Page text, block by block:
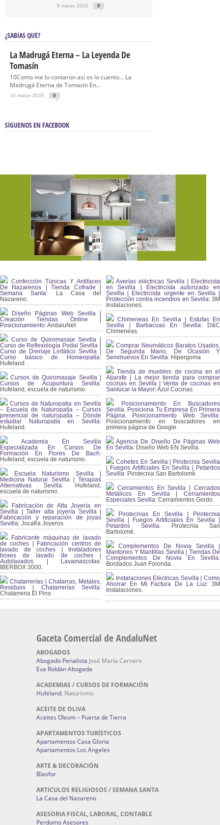
8 marzo 2026 0
¿SABÍAS QUÉ?
La Madrugá Eterna – La Leyenda De
Tomasín
10Como me lo contaron así os lo cuento… La
Madrugá Eterna de Tomasín En...
10 marzo 2026 0
SÍGUENOS EN FACEBOOK
Confección Túnicas Y Antifaces
De Nazarenos | Tienda Cofrade |
Semana Santa: La Casa del
Nazareno.
Diseño Páginas Web Sevilla |
Creación Tiendas Online |
Posicionamiento:AndaluNet
Curso de Quiromasaje Sevilla |
Curso de Reflexología Podal Sevilla |
Curso de Drenaje Linfático Sevilla |
Curso básico de Homeopatía:
Hufeland
Cursos de Quiromasaje Sevilla |
Cursos de Acupuntura Sevilla:
Hufeland, escuela de naturismo.
Cursos de Naturopatia en Sevilla
– Escuela de Naturopatía – Cursos
presencial de naturopatía – Dónde
estudiar Naturopatía en Sevilla:
Hufeland.
Academia En Sevilla
Especializada En Cursos De
Formación En Flores De Bach:
Hufeland, escuela de naturismo.
Escuela Naturismo Sevilla |
Medicina Natural Sevilla | Terapias
Alternativas Sevilla: Hufeland,
escuela de naturismo.
Fabricación de Alta Joyería en
Sevilla | Taller alta joyería Sevilla |
Fabricación y reparación de joyas
Sevilla: Jocafra Joyeros.
Fabricante máquinas de lavado
de coches | Fabricación centros de
lavado de coches | Instaladores
boxes de lavado de coches |
Autolavados | Lavamascotas:
IBERBOX 3000.
Chatarrerías | Chatarras, Metales,
Residuos | Chatarrerías Sevilla:
Chatarreria El Pino
Averías eléctricas Sevilla | Electricista
en Sevilla | Electricista autorizado en
Sevilla | Electricista urgente en Sevilla |
Protección contra incendios en Sevilla:3M
Instalaciones.
Chimeneas En Sevilla | Estufas En
Sevilla | Barbacoas En Sevilla:D&C
Chimeneas.
Comprar Neumáticos Baratos Usados,
De Segunda Mano, De Ocasión Y
Seminuevos En Sevilla: Hipergoma
Tienda de muebles de cocina en el
Aljarafe | La mejor tienda para comprar
cocinas en Sevilla | Venta de cocinas en
Sanlúcar la Mayor:Azul Cocinas.
Posicionamiento En Buscadores
Sevilla. Posiciona Tu Empresa En Primera
Página. Posicionamiento Web Sevilla:
Posicionamiento en buscadores en
primera página de Google.
Agencia De Diseño De Páginas Web
En Sevilla: Diseño Web EN Sevilla.
Cohetes En Sevilla | Pirotecnia Sevilla
| Fuegos Artificiales En Sevilla | Petardos
Sevilla: Pirotecnia San Bartolomé.
Cerramientos En Sevilla | Cercados
Metálicos En Sevilla | Cerramientos
Especiales Sevilla: Cerramientos Gordo.
Pirotecnias En Sevilla | Pirotecnia
Sevilla | Fuegos Artificiales En Sevilla |
Petardos Sevilla: Pirotecnia San
Bartolomé.
Complementos De Novia Sevilla |
Mantones Y Mantillas Sevilla | Tiendas De
Complementos De Novia En Sevilla:
Bordados Juan Foronda.
Instalaciones Eléctricas Sevilla | Como
Ahorrar En Mi Factura De La Luz:3M
Instalaciones.
Gaceta Comercial de AndaluNet
ABOGADOS
Abogado Penalista José María Carnero
Eva Roldán Abogada
ACADEMIAS / CURSOS DE FORMACIÓN
Hufeland, Naturismo
ACEITE DE OLIVA
Aceites Olevm – Puerta de Tierra
APARTAMENTOS TURÍSTICOS
Apartamentos Casa Gloria
Apartamentos Los Angeles
ARTE & DECORACIÓN
Blasfor
ARTICULOS RELIGIOSOS / SEMANA SANTA
La Casa del Nazareno
ASESORIA FISCAL, LABORAL, CONTABLE
Perdomo Asesores